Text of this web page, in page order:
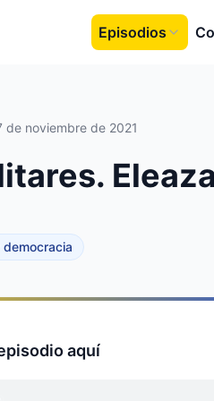
Episodios
de noviembre de 2021
democracia
aquí